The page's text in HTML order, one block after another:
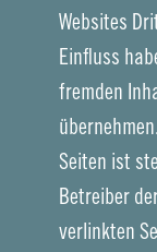
Websites
Einfluss
fremden
Seiten ist
Betreiber
verlinkten